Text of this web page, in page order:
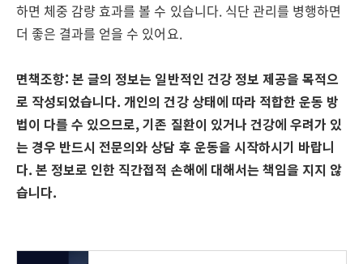
하면 체중 감량 효과를 볼 수 있습니다. 식단 관리를 병행하면
더 좋은 결과를 얻을 수 있어요.
면책조항: 본 글의 정보는 일반적인 건강 정보 제공을 목적으
로 작성되었습니다. 개인의 건강 상태에 따라 적합한 운동 방
법이 다를 수 있으므로, 기존 질환이 있거나 건강에 우려가 있
는 경우 반드시 전문의와 상담 후 운동을 시작하시기 바랍니
다. 본 정보로 인한 직간접적 손해에 대해서는 책임을 지지 않
습니다.